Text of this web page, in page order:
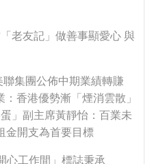
老友記」做善事顯愛心 與
集團公佈中期業績轉賺
香港優勢漸「煙消雲散」
」副主席黃靜怡：百業未
金開支為首要目標
心工作間」標誌秉承